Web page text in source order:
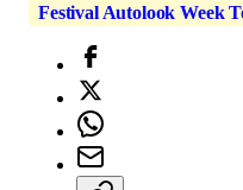
Festival Autolook Week